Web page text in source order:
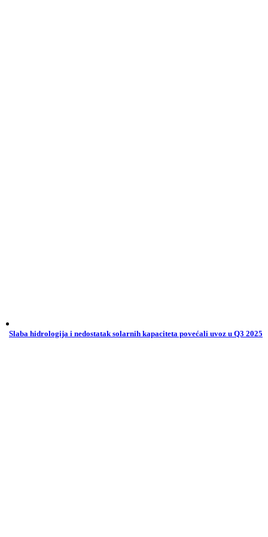
Slaba hidrologija i nedostatak solarnih kapaciteta povećali uvoz u Q3 2025